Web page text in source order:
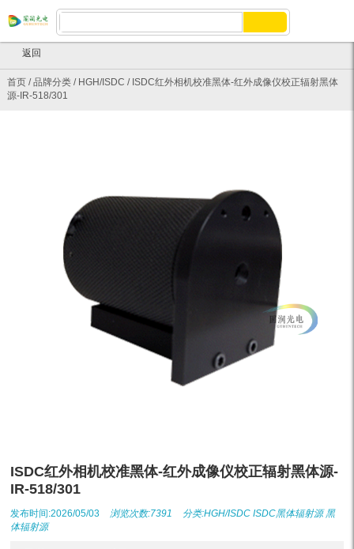
首页/品牌分类/ HGH/ISDC / ISDC红外相机校准黑体-红外成像仪校正辐射黑体
源-IR-518/301
返回
ISDC红外相机校准黑体-红外成像仪校正辐射黑体源-
IR-518/301
发布时间:2026/05/03 浏览次数:7391 分类:HGH/ISDC ISDC黑体辐射源 黑
体辐射源